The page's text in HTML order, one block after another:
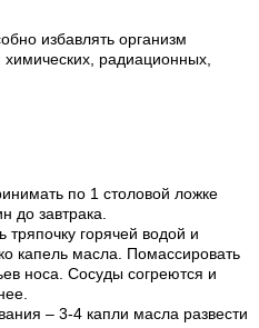
избавлять организм
химических, радиационных,
по 1 столовой ложке
до завтрака.
горячей водой и
капель масла. Помассировать
носа. Сосуды согреются и
– 3-4 капли масла развести